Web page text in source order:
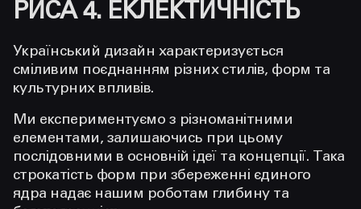
РИСА 4. ЕКЛЕКТИЧНІСТЬ
Український дизайн характеризується
сміливим поєднанням різних стилів, форм та
культурних впливів.
Ми експериментуємо з різноманітними
елементами, залишаючись при цьому
послідовними в основній ідеї та концепції. Така
строкатість форм при збереженні єдиного
ядра надає нашим роботам глибину та